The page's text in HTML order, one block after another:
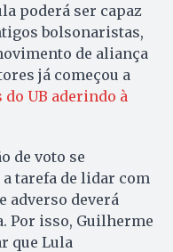
poderá ser capaz
bolsonaristas,
de aliança
já começou a
UB aderindo à
de voto se
tarefa de lidar com
adverso deverá
Por isso, Guilherme
que Lula